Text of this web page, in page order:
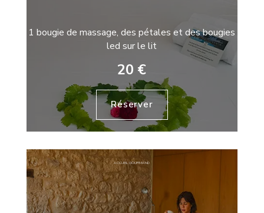
1 bougie de massage, des pétales et des bougies
led sur le lit
20 €
Réserver
ACCUEIL GOURMAND